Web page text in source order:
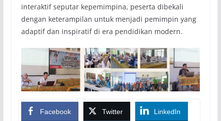
interaktif seputar kepemimpina, peserta dibekali
dengan keterampilan untuk menjadi pemimpin yang
adaptif dan inspiratif di era pendidikan modern.
Facebook Twitter LinkedIn